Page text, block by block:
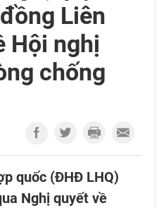
Liên
Hội nghị
chống
quốc (ĐHĐ LHQ)
Nghị quyết về